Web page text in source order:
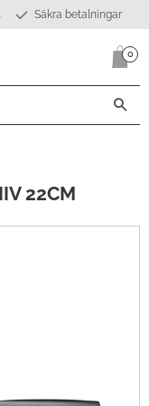
Säkra betalningar
0
22CM